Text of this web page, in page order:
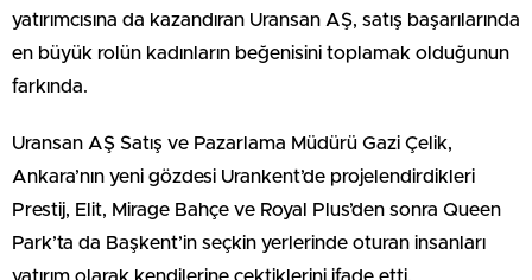
yatırımcısına da kazandıran Uransan AŞ, satış başarılarında
en büyük rolün kadınların beğenisini toplamak olduğunun
farkında.
Uransan AŞ Satış ve Pazarlama Müdürü Gazi Çelik,
Ankara’nın yeni gözdesi Urankent’de projelendirdikleri
Prestij, Elit, Mirage Bahçe ve Royal Plus’den sonra Queen
Park’ta da Başkent’in seçkin yerlerinde oturan insanları
yatırım olarak kendilerine çektiklerini ifade etti.